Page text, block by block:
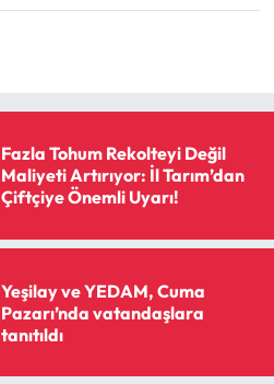
Fazla Tohum Rekolteyi Değil
Maliyeti Artırıyor: İl Tarım’dan
Çiftçiye Önemli Uyarı!
Yeşilay ve YEDAM, Cuma
Pazarı’nda vatandaşlara
tanıtıldı